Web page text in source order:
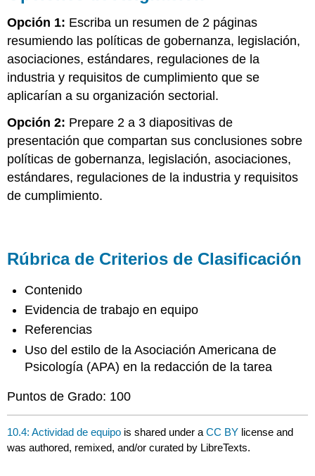
Opción 1: Escriba un resumen de 2 páginas
resumiendo las políticas de gobernanza, legislación,
asociaciones, estándares, regulaciones de la
industria y requisitos de cumplimiento que se
aplicarían a su organización sectorial.
Opción 2: Prepare 2 a 3 diapositivas de
presentación que compartan sus conclusiones sobre
políticas de gobernanza, legislación, asociaciones,
estándares, regulaciones de la industria y requisitos
de cumplimiento.
Rúbrica de Criterios de Clasificación
Contenido
Evidencia de trabajo en equipo
Referencias
Uso del estilo de la Asociación Americana de
Psicología (APA) en la redacción de la tarea
Puntos de Grado: 100
10.4: Actividad de equipo is shared under aCC BY license and
was authored, remixed, and/or curated by LibreTexts.